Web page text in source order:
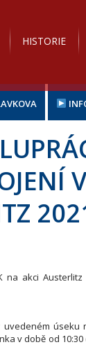
HISTORIE
V
na akci
uvedeném
v době od 10:30